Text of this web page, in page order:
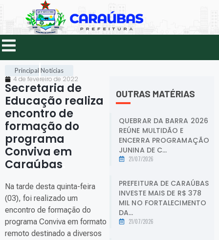
Principal Notícias
4 de fevereiro de 2022
Secretaria de
Educação realiza
encontro de
formação do
programa
Conviva em
Caraúbas
Na tarde desta quinta-feira
(03), foi realizado um
encontro de formação do
programa Conviva em formato
remoto destinado a diversos
OUTRAS MATÉRIAS
QUEBRAR DA BARRA 2026
REÚNE MULTIDÃO E
ENCERRA PROGRAMAÇÃO
JUNINA DE C...
21/07/2026
PREFEITURA DE CARAÚBAS
INVESTE MAIS DE R$ 378
MIL NO FORTALECIMENTO
DA...
21/07/2026